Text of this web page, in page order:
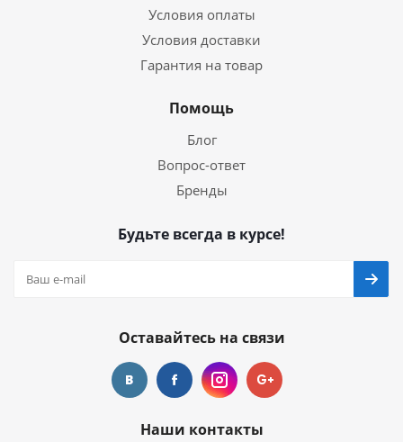
Условия оплаты
Условия доставки
Гарантия на товар
Помощь
Блог
Вопрос-ответ
Бренды
Будьте всегда в курсе!
Оставайтесь на связи
Наши контакты